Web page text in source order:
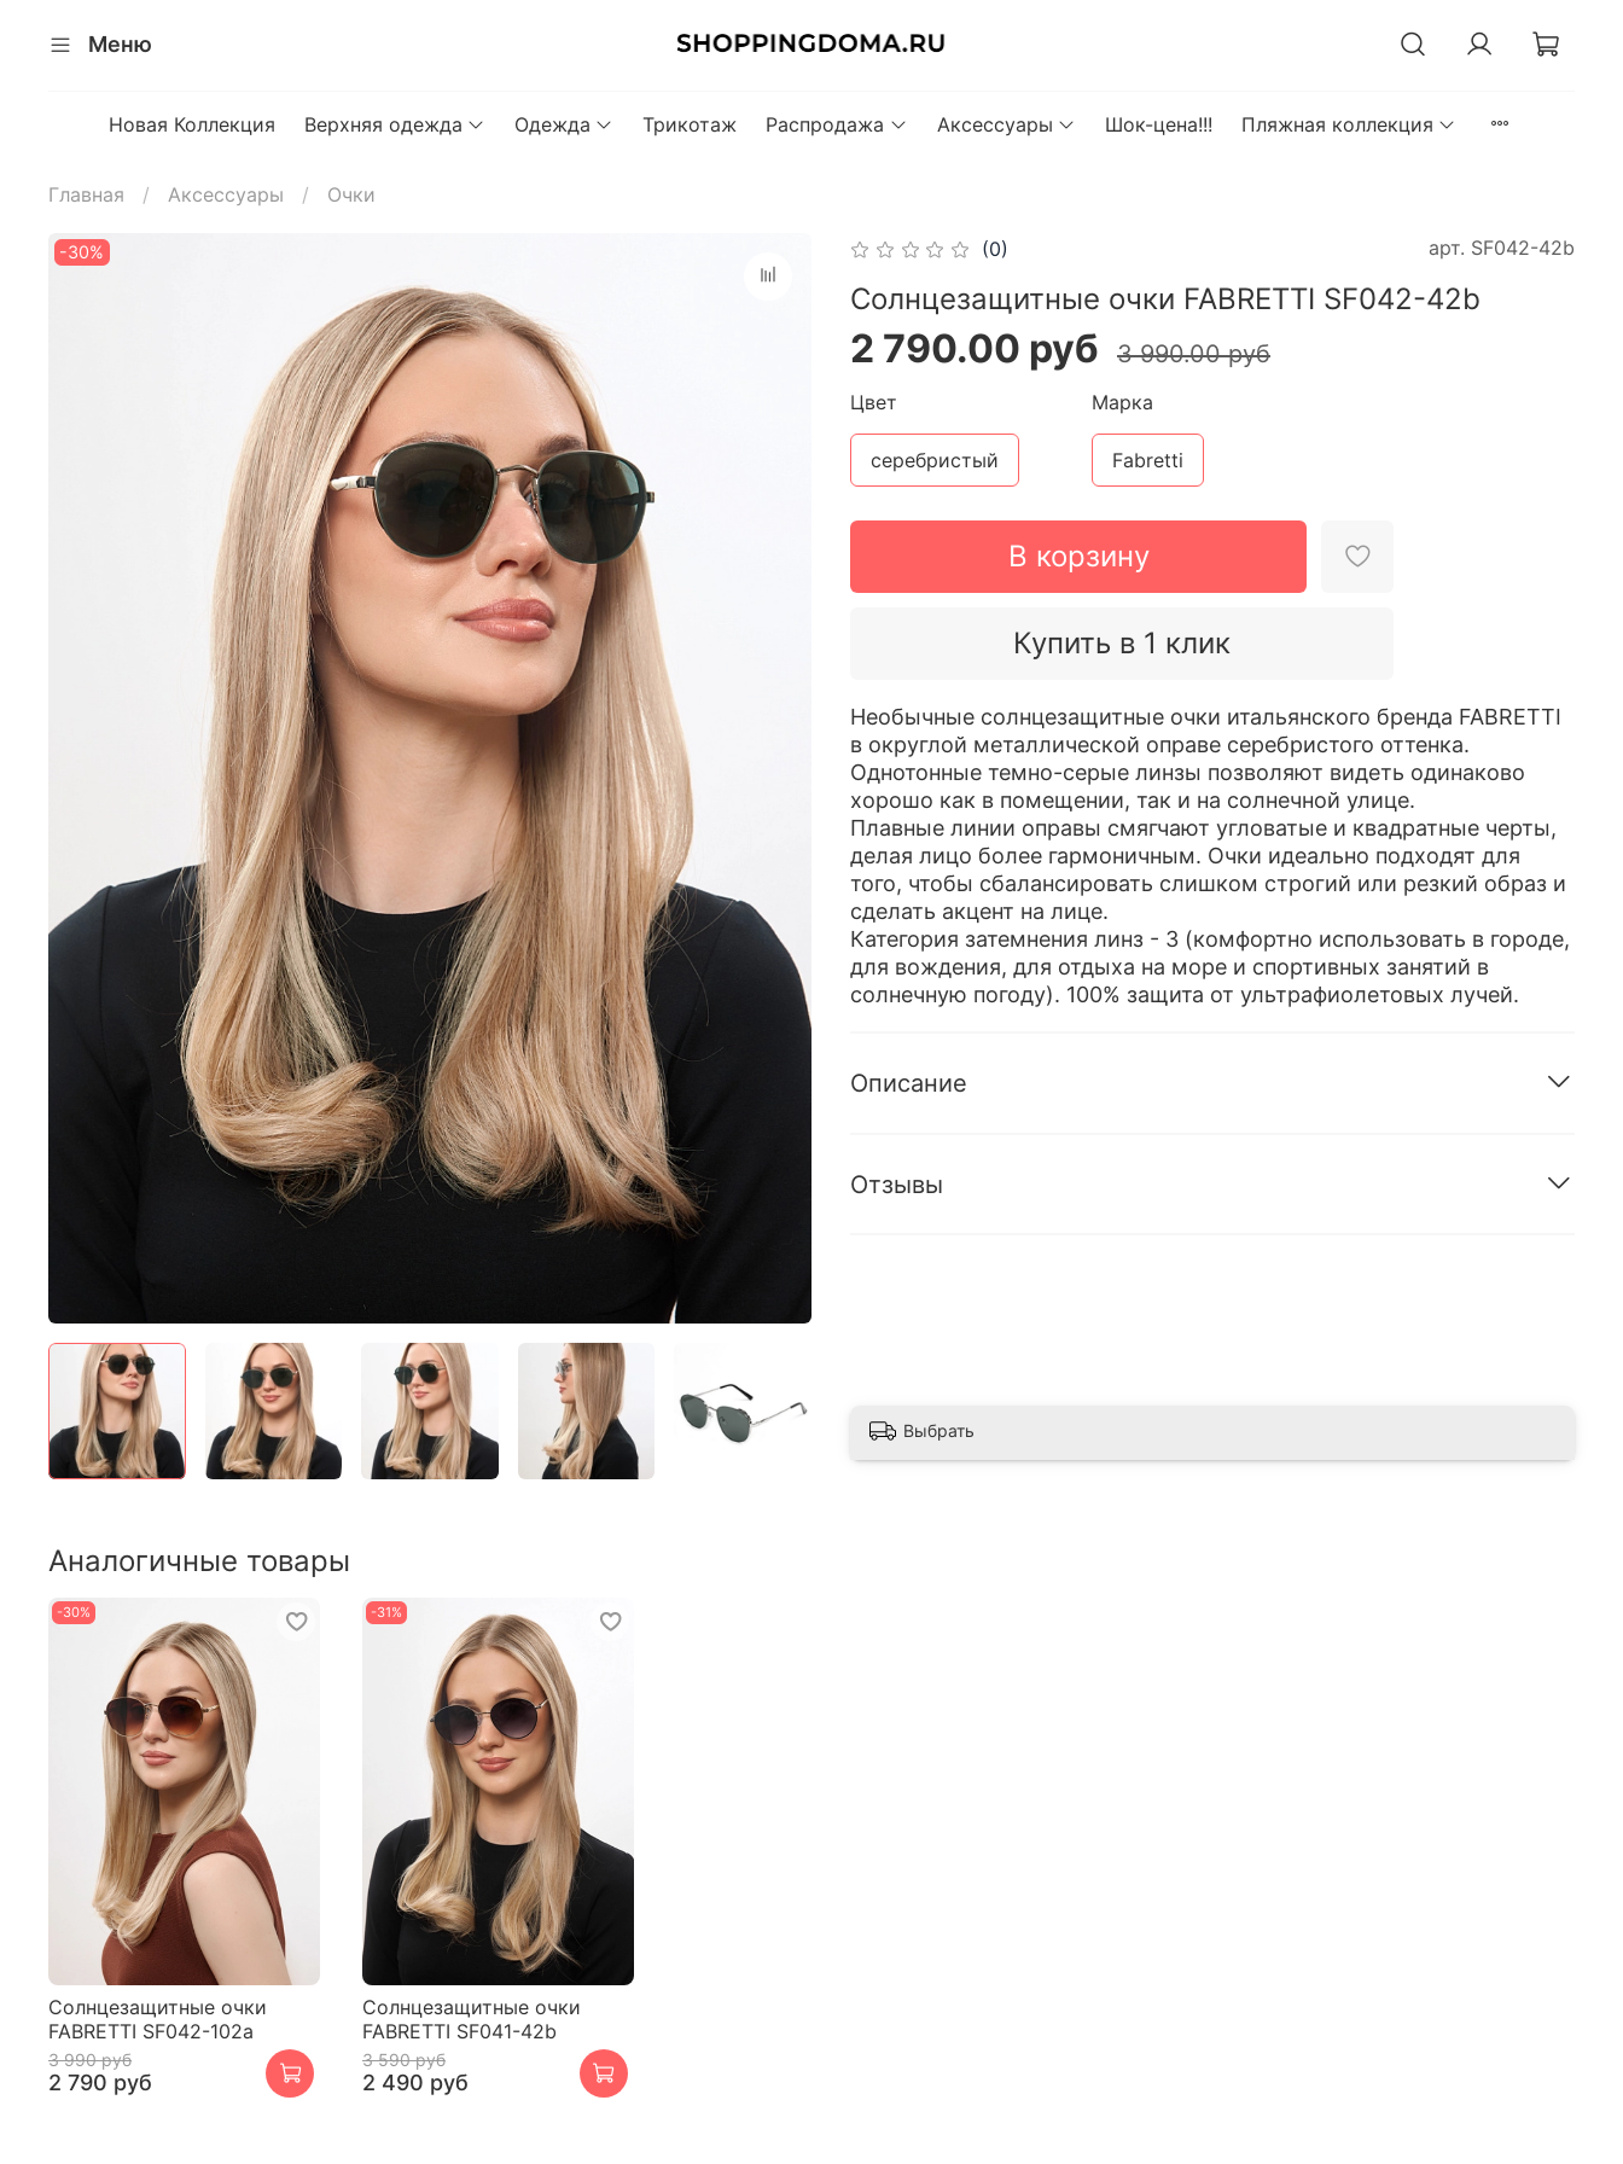
Меню
Новая Коллекция Верхняя одежда Одежда Трикотаж Распродажа Аксессуары Шок-цена!!! Пляжная коллекция
Главная Аксессуары Очки
-30% (0) арт. SF042-42b
Cолнцезащитные очки FABRETTI SF042-42b
2 790.00 руб 3 990.00 руб
В корзину
Купить в 1 клик
Цвет
серебристый
Марка
Fabretti
Необычные солнцезащитные очки итальянского бренда FABRETTI
в округлой металлической оправе серебристого оттенка.
Однотонные темно-серые линзы позволяют видеть одинаково
хорошо как в помещении, так и на солнечной улице.
Плавные линии оправы смягчают угловатые и квадратные черты,
делая лицо более гармоничным. Очки идеально подходят для
того, чтобы сбалансировать слишком строгий или резкий образ и
сделать акцент на лице.
Категория затемнения линз - 3 (комфортно использовать в городе,
для вождения, для отдыха на море и спортивных занятий в
солнечную погоду). 100% защита от ультрафиолетовых лучей.
Описание
Отзывы
Выбрать
Аналогичные товары
-30%
Cолнцезащитные очки
FABRETTI SF042-102a
3 990 руб
2 790 руб
-31%
Cолнцезащитные очки
FABRETTI SF041-42b
3 590 руб
2 490 руб